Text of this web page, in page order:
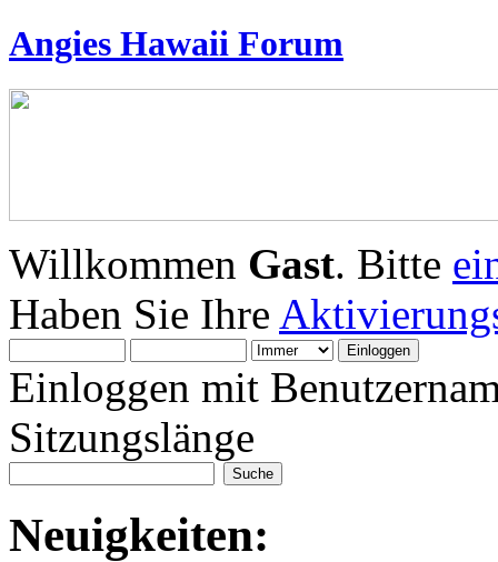
Angies Hawaii Forum
Willkommen Gast. Bitte
Haben Sie Ihre
Einloggen mit
Sitzungslänge
Neuigkeiten: